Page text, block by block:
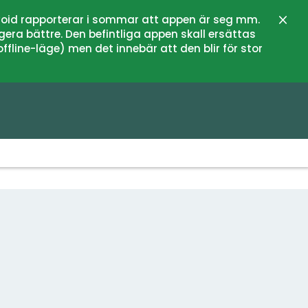
rapporterar i sommar att appen är seg mm.
bättre. Den befintliga appen skall ersättas
läge) men det innebär att den blir för stor
Close